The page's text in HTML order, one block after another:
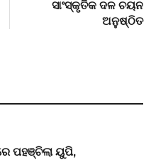
ସାଂସ୍କୃତିକ ଦଳ ଚୟନ
ଅନୁଷ୍ଠିତ
ପହଞ୍ଚିଲା ୟୁପି,